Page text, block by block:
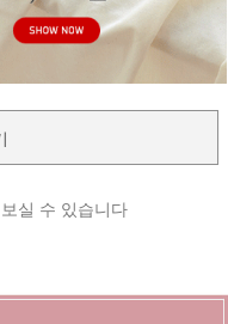
실 수 있습니다